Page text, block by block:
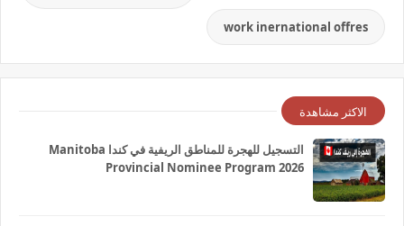
work inernational offres
الاكثر مشاهدة
التسجيل للهجرة للمناطق الريفية في كندا Manitoba
Provincial Nominee Program 2026